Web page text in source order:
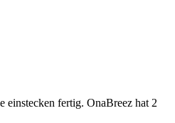
einstecken fertig. OnaBreez hat 2